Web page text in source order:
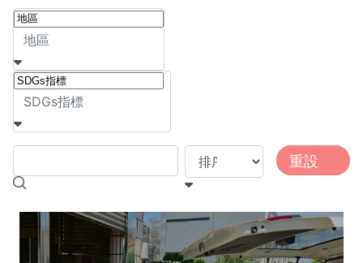
地區
SDGs指標
重設